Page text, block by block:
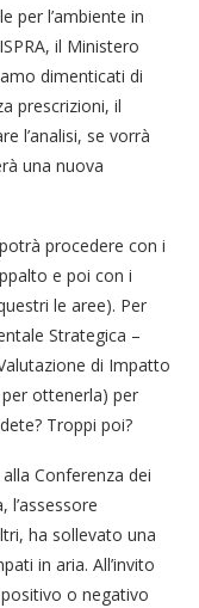
per l’ambiente in
il Ministero
dimenticati di
prescrizioni, il
l’analisi, se vorrà
una nuova
procedere con i
e poi con i
le aree). Per
Strategica –
di Impatto
ottenerla) per
Troppi poi?
Conferenza dei
l’assessore
ha sollevato una
in aria. All’invito
o negativo